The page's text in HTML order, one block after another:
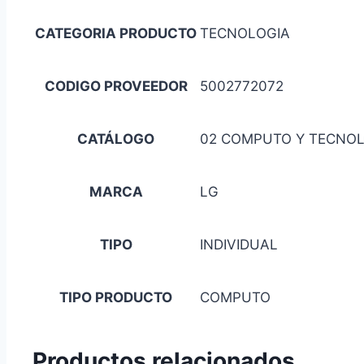
CATEGORIA PRODUCTO TECNOLOGIA
CODIGO PROVEEDOR 5002772072
CATÁLOGO 02 COMPUTO Y
MARCA LG
TIPO INDIVIDUAL
TIPO PRODUCTO COMPUTO